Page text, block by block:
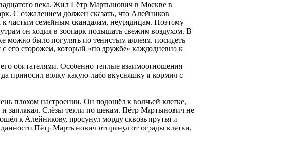
века. Жил Пётр Мартынович в Москве в
С сожалением должен сказать, что Алейников
к частым семейным скандалам, неурядицам. Поэтому
он ходил в зоопарк подышать свежим воздухом. В
можно было погулять по тенистым аллеям, посидеть
его сторожем, который «по дружбе» каждодневно к
обитателями. Особенно тёплые взаимоотношения
приносил волку какую-лабо вкусняшку и кормил с
плохом настроении. Он подошёл к волчьей клетке,
заплакал. Слёзы текли по щекам. Пётр Мартынович не
к Алейникову, просунул морду сквозь прутья и
Пётр Мартынович отпрянул от ограды клетки,